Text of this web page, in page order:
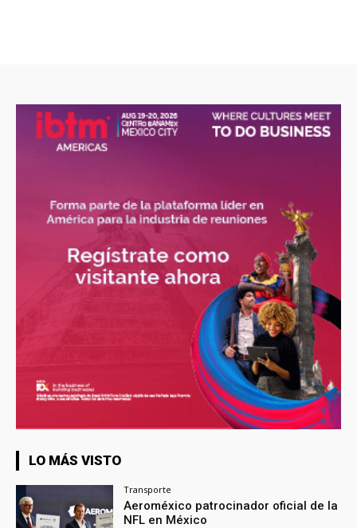
LO MÁS VISTO
Transporte
Aeroméxico patrocinador oficial de la
NFL en México